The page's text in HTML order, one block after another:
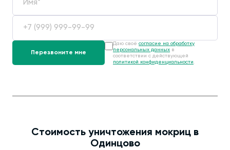
Даю своё согласие на обработку
персональных данных в
соответствии с действующей
политикой конфиденциальности .
Стоимость уничтожения мокриц в
Одинцово